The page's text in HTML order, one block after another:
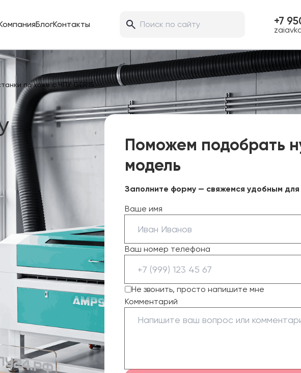
БлогКонтакты +7
по коже с ЧПУ GER15
Поможем подобрать
модель
Заполните форму — свяжемся удобным
Ваше имя
Ваш номер телефона
Не звонить, просто напишите мне
Комментарий